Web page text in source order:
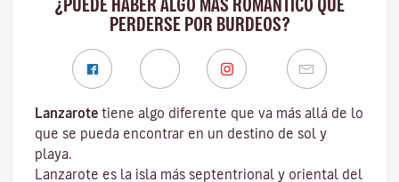
¿PUEDE HABER ALGO MÁS ROMÁNTICO QUE
PERDERSE POR BURDEOS?
Lanzarote tiene algo diferente que va más allá de lo
que se pueda encontrar en un destino de sol y
playa.
Lanzarote es la isla más septentrional y oriental del